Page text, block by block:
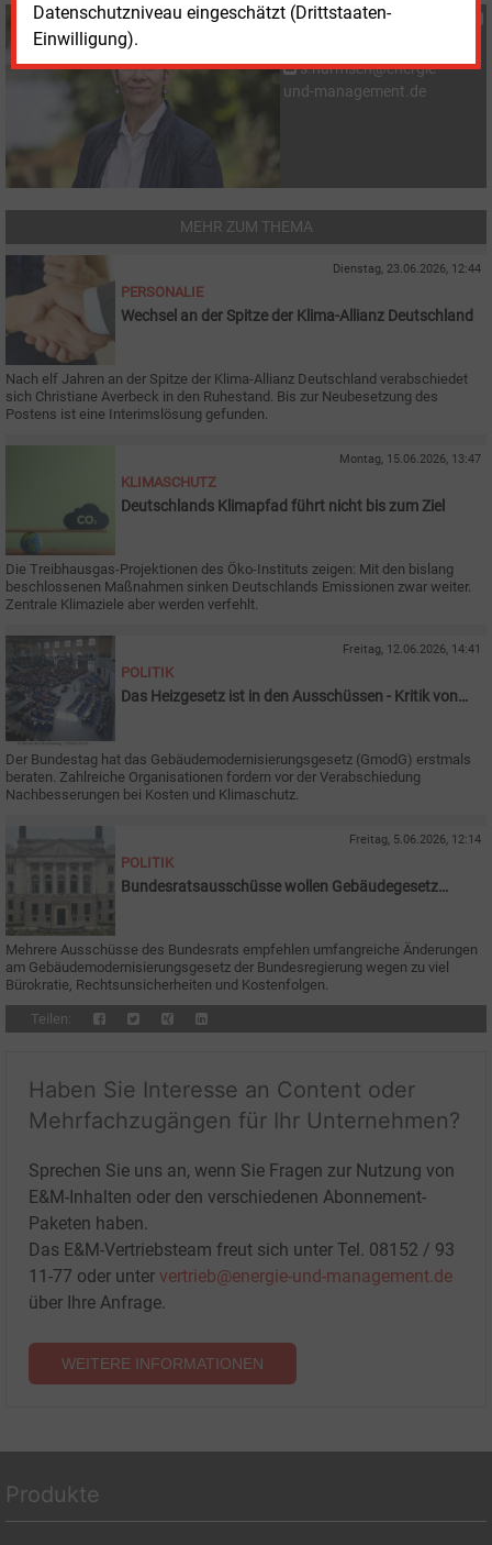
Datenschutzniveau eingeschätzt (Drittstaaten-
Einwilligung).
Susanne Harmsen
s.harmsen@energie-
und-management.de
MEHR ZUM THEMA
Dienstag, 23.06.2026, 12:44
PERSONALIE
Wechsel an der Spitze der Klima-Allianz Deutschland
Nach elf Jahren an der Spitze der Klima-Allianz Deutschland verabschiedet
sich Christiane Averbeck in den Ruhestand. Bis zur Neubesetzung des
Postens ist eine Interimslösung gefunden.
Montag, 15.06.2026, 13:47
KLIMASCHUTZ
Deutschlands Klimapfad führt nicht bis zum Ziel
Die Treibhausgas-Projektionen des Öko-Instituts zeigen: Mit den bislang
beschlossenen Maßnahmen sinken Deutschlands Emissionen zwar weiter.
Zentrale Klimaziele aber werden verfehlt.
Freitag, 12.06.2026, 14:41
POLITIK
Das Heizgesetz ist in den Ausschüssen - Kritik von
Der Bundestag hat das Gebäudemodernisierungsgesetz (GmodG) erstmals
beraten. Zahlreiche Organisationen fordern vor der Verabschiedung
Nachbesserungen bei Kosten und Klimaschutz.
Freitag, 5.06.2026, 12:14
POLITIK
Bundesratsausschüsse wollen Gebäudegesetz
Mehrere Ausschüsse des Bundesrats empfehlen umfangreiche Änderungen
am Gebäudemodernisierungsgesetz der Bundesregierung wegen zu viel
Bürokratie, Rechtsunsicherheiten und Kostenfolgen.
Teilen:
Haben Sie Interesse an Content oder
Mehrfachzugängen für Ihr Unternehmen?
Sprechen Sie uns an, wenn Sie Fragen zur Nutzung von
E&M-Inhalten oder den verschiedenen Abonnement-
Paketen haben.
Das E&M-Vertriebsteam freut sich unter Tel. 08152 / 93
11-77 oder unter vertrieb@energie-und-management.de
über Ihre Anfrage.
WEITERE INFORMATIONEN
Produkte